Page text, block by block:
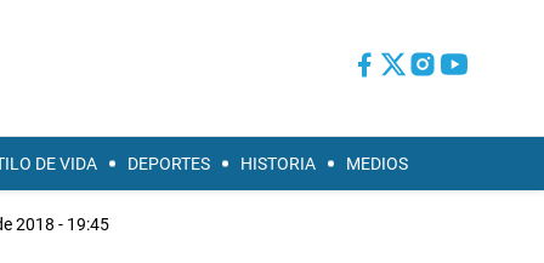
DE VIDA DEPORTES HISTORIA MEDIOS
2018 - 19:45